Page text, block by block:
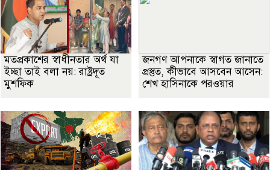
মতপ্রকাশের স্বাধীনতার অর্থ যা
ইচ্ছা তাই বলা নয়: রাষ্ট্রদূত
মুশফিক
জনগণ আপনাকে স্বাগত জানাতে
প্রস্তুত, কীভাবে আসবেন আসেন:
শেখ হাসিনাকে পরওয়ার